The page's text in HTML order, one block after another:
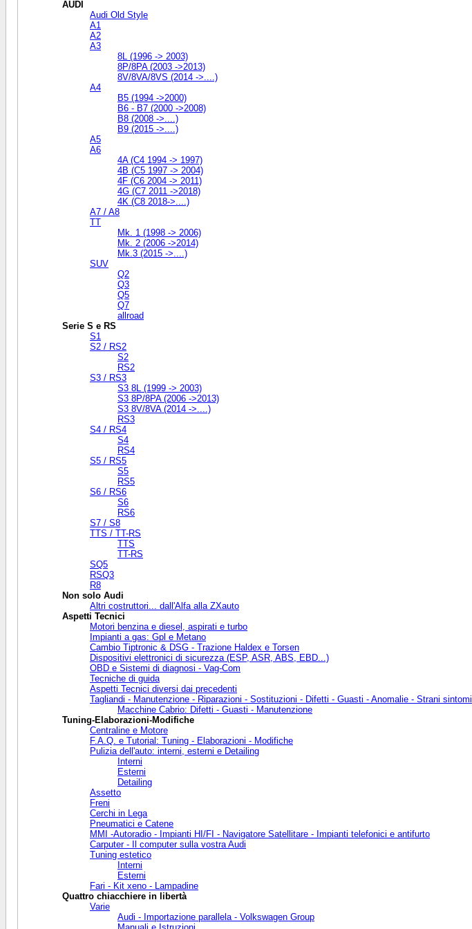
AUDI
Audi Old Style
A1
A2
A3
8L (1996 -> 2003)
8P/8PA (2003 ->2013)
8V/8VA/8VS (2014 ->....)
A4
B5 (1994 ->2000)
B6 - B7 (2000 ->2008)
B8 (2008 ->....)
B9 (2015 ->....)
A5
A6
4A (C4 1994 -> 1997)
4B (C5 1997 -> 2004)
4F (C6 2004 -> 2011)
4G (C7 2011 ->2018)
4K (C8 2018->....)
A7 / A8
TT
Mk. 1 (1998 -> 2006)
Mk. 2 (2006 ->2014)
Mk.3 (2015 ->....)
SUV
Q2
Q3
Q5
Q7
allroad
Serie S e RS
S1
S2 / RS2
S2
RS2
S3 / RS3
S3 8L (1999 -> 2003)
S3 8P/8PA (2006 ->2013)
S3 8V/8VA (2014 ->....)
RS3
S4 / RS4
S4
RS4
S5 / RS5
S5
RS5
S6 / RS6
S6
RS6
S7 / S8
TTS / TT-RS
TTS
TT-RS
SQ5
RSQ3
R8
Non solo Audi
Altri costruttori... dall'Alfa alla ZXauto
Aspetti Tecnici
Motori benzina e diesel, aspirati e turbo
Impianti a gas: Gpl e Metano
Cambio Tiptronic & DSG - Trazione Haldex e Torsen
Dispositivi elettronici di sicurezza (ESP, ASR, ABS, EBD...)
OBD e Sistemi di diagnosi - Vag-Com
Tecniche di guida
Aspetti Tecnici diversi dai precedenti
Tagliandi - Manutenzione - Riparazioni - Sostituzioni - Difetti - Guasti - Anomalie - Strani sintomi
Macchine Cabrio: Difetti - Guasti - Manutenzione
Tuning-Elaborazioni-Modifiche
Centraline e Motore
F.A.Q. e Tutorial: Tuning - Elaborazioni - Modifiche
Pulizia dell'auto: interni, esterni e Detailing
Interni
Esterni
Detailing
Assetto
Freni
Cerchi in Lega
Pneumatici e Catene
MMI -Autoradio - Impianti HI/FI - Navigatore Satellitare - Impianti telefonici e antifurto
Carputer - Il computer sulla vostra Audi
Tuning estetico
Interni
Esterni
Fari - Kit xeno - Lampadine
Quattro chiacchiere in libertà
Varie
Audi - Importazione parallela - Volkswagen Group